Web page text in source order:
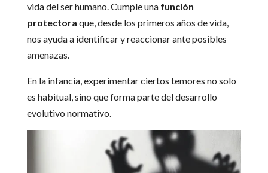
vida del ser humano. Cumple una función
protectora que, desde los primeros años de vida,
nos ayuda a identificar y reaccionar ante posibles
amenazas.
En la infancia, experimentar ciertos temores no solo
es habitual, sino que forma parte del desarrollo
evolutivo normativo.